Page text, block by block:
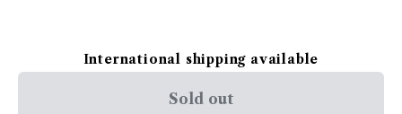
International shipping available
Sold out